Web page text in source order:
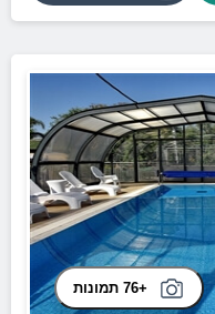
החופשה הבאה שלכם
+76 תמונות